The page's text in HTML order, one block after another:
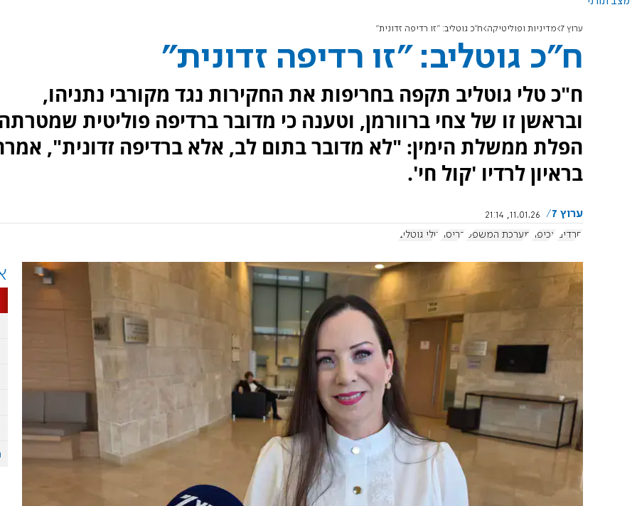
ערוץ 7 מדיניות ופוליטיקה ח"כ גוטליב: "זו רדיפה זדונית"
ח"כ גוטליב: "זו רדיפה זדונית"
ח"כ טלי גוטליב תקפה בחריפות את החקירות נגד מקורבי נתניהו,
ובראשן זו של צחי ברוורמן, וטענה כי מדובר ברדיפה פוליטית
הפלת ממשלת הימין: "לא מדובר בתום לב, אלא ברדיפה זדונית",
בראיון לרדיו 'קול חי'.
ערוץ 7
11.01.26, 21:14
חרדים אכיפה מערכת המשפט דריסה טלי גוטליב